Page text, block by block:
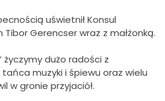
uświetnił Konsul
Tibor Gerencser wraz z małżonką.
życzymy dużo radości z
muzyki i śpiewu oraz wielu
w gronie przyjaciół.